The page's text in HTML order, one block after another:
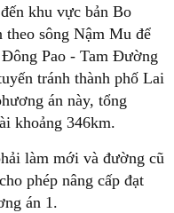
khu vực bản Bo
sông Nậm Mu để
Pao - Tam Đường
tránh thành phố Lai
án này, tổng
khoảng 346km.
làm mới và đường cũ
phép nâng cấp đạt
án 1.